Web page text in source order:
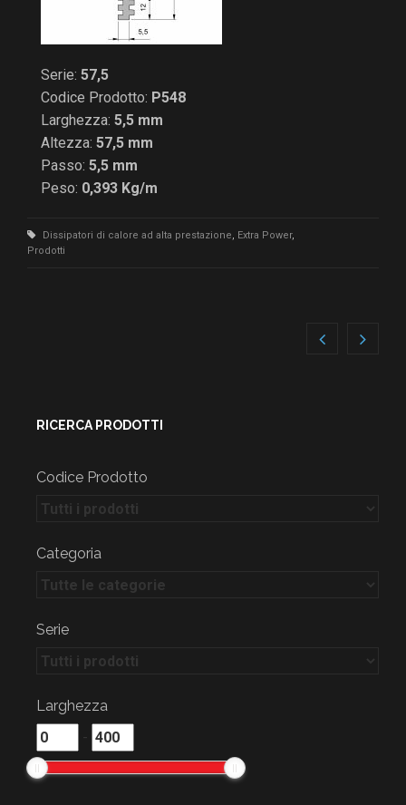
Serie: 57,5
Codice Prodotto: P548
Larghezza: 5,5 mm
Altezza: 57,5 mm
Passo: 5,5 mm
Peso: 0,393 Kg/m
Dissipatori di calore ad alta prestazione, Extra Power,
Prodotti
RICERCA PRODOTTI
Codice Prodotto
Categoria
Serie
Larghezza
-